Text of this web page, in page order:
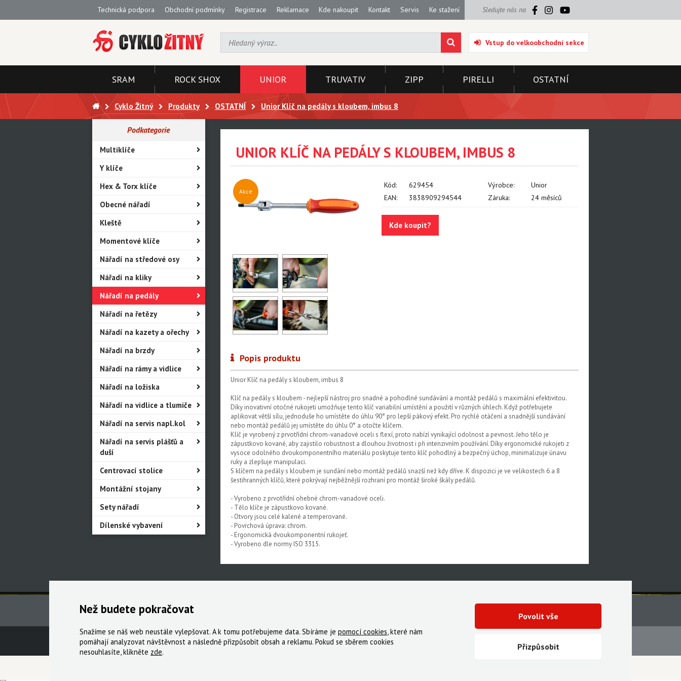
Technická podpora Obchodní podmínky Registrace Reklamace Kde nakoupit Kontakt Servis Ke stažení Sledujte nás na
Vstup do velkoobchodní sekce
SRAM ROCK SHOX UNIOR TRUVATIV ZIPP PIRELLI OSTATNÍ
Cyklo Žitný Produkty OSTATNÍ Unior Klíč na pedály s kloubem, imbus 8
Podkategorie
Multiklíče
Y klíče
Hex & Torx klíče
Obecné nářadí
Kleště
Momentové klíče
Nářadí na středové osy
Nářadí na kliky
Nářadí na pedály
Nářadí na řetězy
Nářadí na kazety a ořechy
Nářadí na brzdy
Nářadí na rámy a vidlice
Nářadí na ložiska
Nářadí na vidlice a tlumiče
Nářadí na servis napl.kol
Nářadí na servis plášťů a
duší
Centrovací stolice
Montážní stojany
Sety nářadí
Dílenské vybavení
UNIOR KLÍČ NA PEDÁLY S KLOUBEM, IMBUS 8
Akce
Kód: 629454 Výrobce:
Unior
EAN:
3838909294544 Záruka: 24 měsíců
Kde koupit?
Popis produktu
Unior Klíč na pedály s kloubem, imbus 8
Klíč na pedály s kloubem - nejlepší nástroj pro snadné a pohodlné sundávání a montáž pedálů s maximální efektivitou.
Díky inovativní otočné rukojeti umožňuje tento klíč variabilní umístění a použití v různých úhlech. Když potřebujete
aplikovat větší sílu, jednoduše ho umístěte do úhlu 90° pro lepší pákový efekt. Pro rychlé otáčení a snadnější sundávání
nebo montáž pedálů jej umístěte do úhlu 0° a otočte klíčem.
Klíč je vyrobený z prvotřídní chrom-vanadové oceli s flexí, proto nabízí vynikající odolnost a pevnost. Jeho tělo je
zápustkovo kované, aby zajistilo robustnost a dlouhou životnost i při intenzivním používání. Díky ergonomické rukojeti z
vysoce odolného dvoukomponentního materiálu poskytuje tento klíč pohodlný a bezpečný úchop, minimalizuje únavu
ruky a zlepšuje manipulaci.
S klíčem na pedály s kloubem je sundání nebo montáž pedálů snazší než kdy dříve. K dispozici je ve velikostech 6 a 8
šestihranných klíčů, které pokrývají nejběžnější rozhraní pro montáž široké škály pedálů.
- Vyrobeno z prvotřídní ohebné chrom-vanadové oceli.
- Tělo klíče je zápustkovo kované.
- Otvory jsou celé kalené a temperované.
- Povrchová úprava: chrom.
- Ergonomická dvoukomponentní rukojeť.
- Vyrobeno dle normy ISO 3315.
Technická podpora Obchodní podmínky Registrace Reklamace Kde nakoupit
Než budete pokračovat
Snažíme se náš web neustále vylepšovat. A k tomu potřebujeme data. Sbíráme je pomocí cookies, které nám
pomáhají analyzovat návštěvnost a následně přizpůsobit obsah a reklamu. Pokud se sběrem cookies
nesouhlasíte, klikněte zde.
Přizpůsobit
Povolit vše